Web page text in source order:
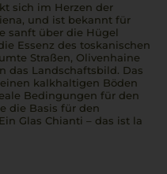
sich im Herzen der
und ist bekannt für
sanft über die Hügel
Essenz des toskanischen
Straßen, Olivenhaine
das Landschaftsbild. Das
kalkhaltigen Böden
Bedingungen für den
die Basis für den
Glas Chianti – das ist la